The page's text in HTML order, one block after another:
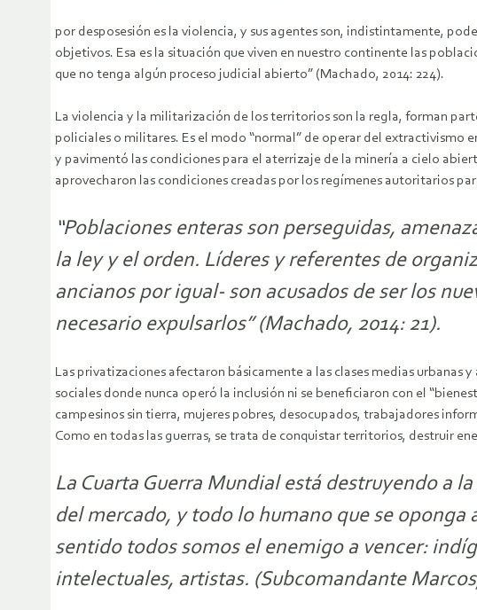
por desposesión es la violencia, y sus agentes son, indistintamente,
objetivos. Esa es la situación que viven en nuestro continente las
que no tenga algún proceso judicial abierto” (Machado, 2014: 224).
La violencia y la militarización de los territorios son la regla, forman
policiales o militares. Es el modo “normal” de operar del extractivismo
y pavimentó las condiciones para el aterrizaje de la minería a cielo
aprovecharon las condiciones creadas por los regímenes autoritarios
“Poblaciones enteras son perseguidas,
la ley y el orden. Líderes y referentes de
ancianos por igual- son acusados de ser los
necesario expulsarlos” (Machado, 2014: 21).
Las privatizaciones afectaron básicamente a las clases medias urbanas
sociales donde nunca operó la inclusión ni se beneficiaron con el
campesinos sin tierra, mujeres pobres, desocupados, trabajadores
Como en todas las guerras, se trata de conquistar territorios, destruir
La Cuarta Guerra Mundial está destruyendo a
del mercado, y todo lo humano que se oponga
sentido todos somos el enemigo a vencer:
intelectuales, artistas. (Subcomandante